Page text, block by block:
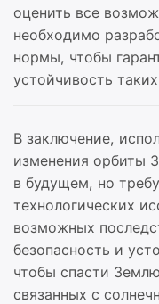
оценить все
необходимо
нормы, чтобы
устойчивость
В заключение,
изменения орбиты
в будущем, но
технологических
возможных
безопасность и
чтобы спасти
связанных с